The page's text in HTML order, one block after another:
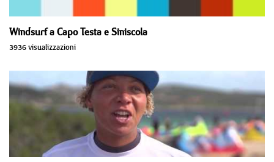
Windsurf a Capo Testa e Siniscola
3936 visualizzazioni